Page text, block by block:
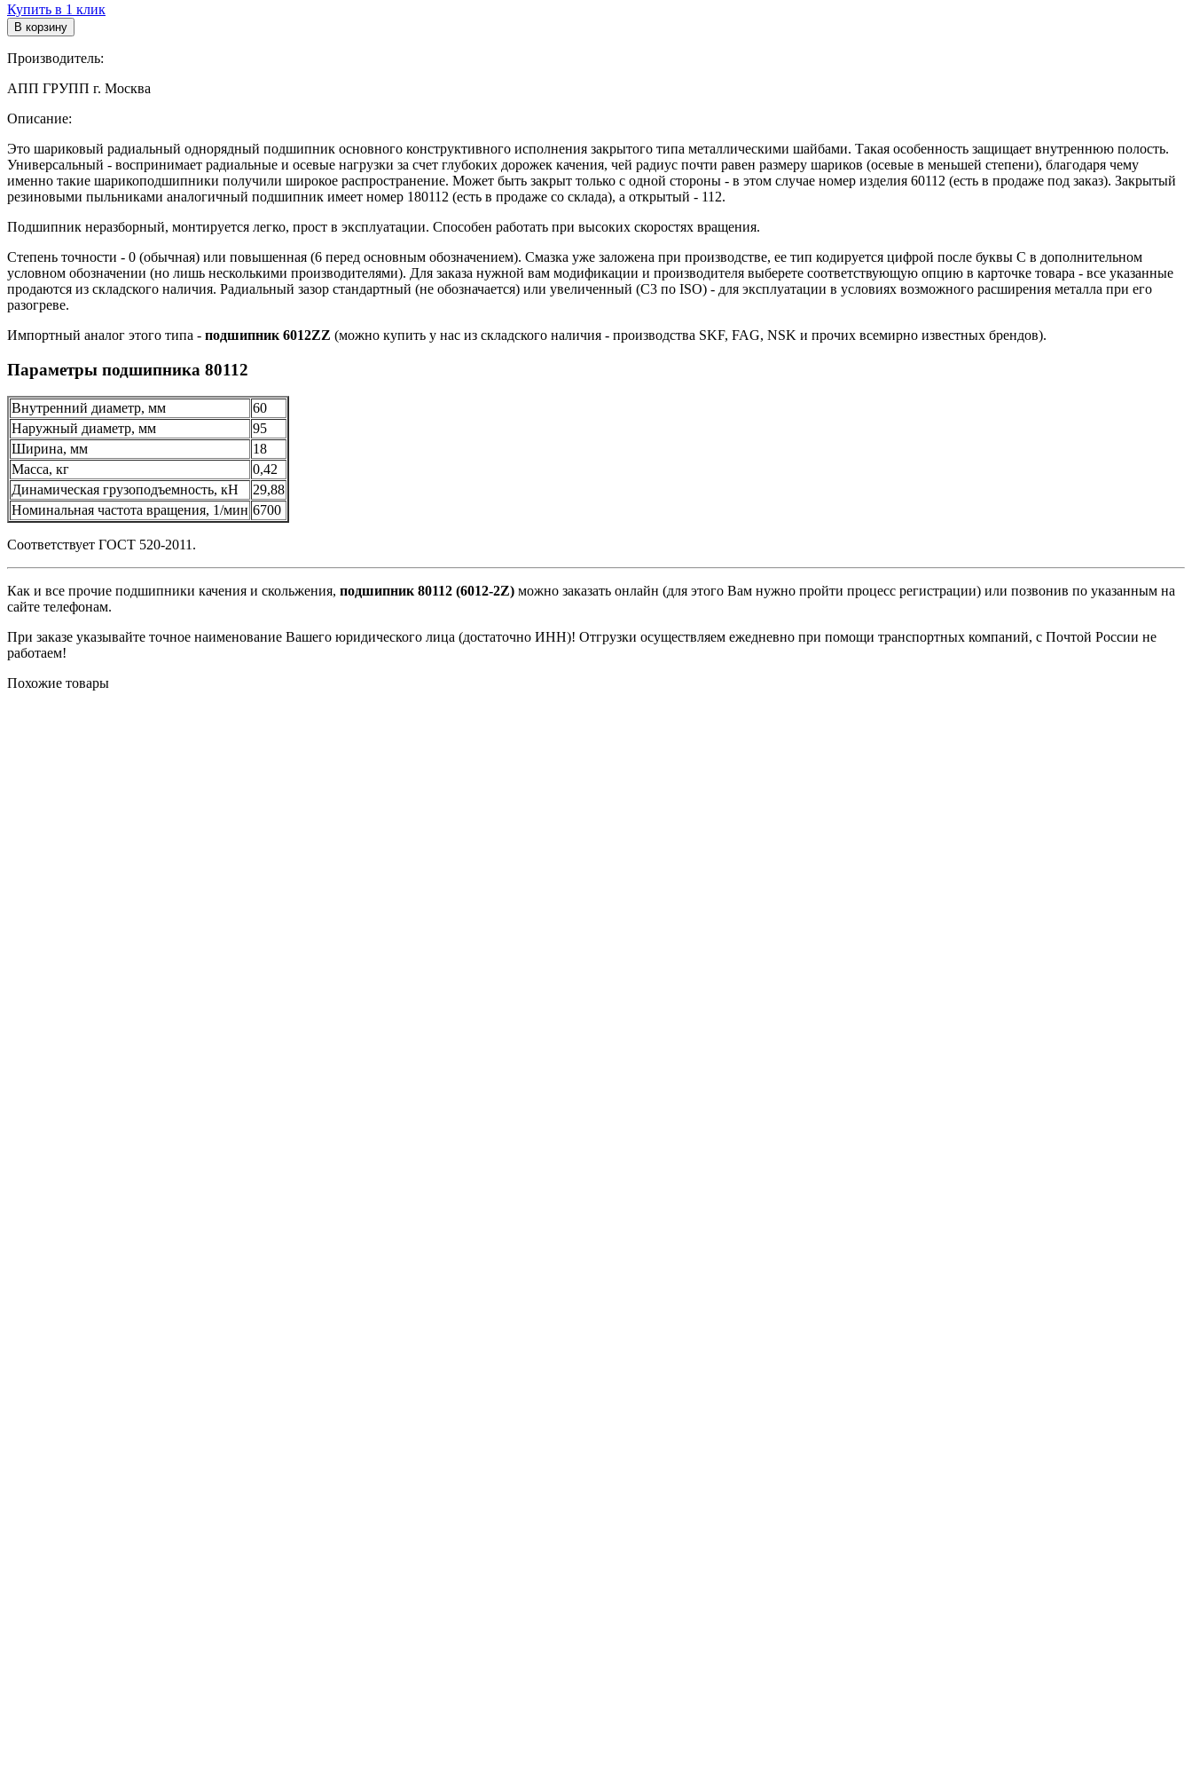
Купить в 1 клик
В корзину
Производитель:
АПП ГРУПП г. Москва
Описание:
Это шариковый радиальный однорядный подшипник основного конструктивного исполнения закрытого типа металлическими шайбами. Такая особенность защищает внутреннюю полость.
Универсальный - воспринимает радиальные и осевые нагрузки за счет глубоких дорожек качения, чей радиус почти равен размеру шариков (осевые в меньшей степени), благодаря чему
именно такие шарикоподшипники получили широкое распространение. Может быть закрыт только с одной стороны - в этом случае номер изделия 60112 (есть в продаже под заказ). Закрытый
резиновыми пыльниками аналогичный подшипник имеет номер 180112 (есть в продаже со склада), а открытый - 112.
Подшипник неразборный, монтируется легко, прост в эксплуатации. Способен работать при высоких скоростях вращения.
Степень точности - 0 (обычная) или повышенная (6 перед основным обозначением). Смазка уже заложена при производстве, ее тип кодируется цифрой после буквы С в дополнительном
условном обозначении (но лишь несколькими производителями). Для заказа нужной вам модификации и производителя выберете соответствующую опцию в карточке товара - все указанные
продаются из складского наличия. Радиальный зазор стандартный (не обозначается) или увеличенный (C3 по ISO) - для эксплуатации в условиях возможного расширения металла при его
разогреве.
Импортный аналог этого типа - подшипник 6012ZZ (можно купить у нас из складского наличия - производства SKF, FAG, NSK и прочих всемирно известных брендов).
Параметры подшипника 80112
Внутренний диаметр, мм
60
Наружный диаметр, мм
95
Ширина, мм
18
Масса, кг
0,42
Динамическая грузоподъемность, кН
29,88
Номинальная частота вращения, 1/мин 6700
Соответствует ГОСТ 520-2011.
Как и все прочие подшипники качения и скольжения, подшипник 80112 (6012-2Z) можно заказать онлайн (для этого Вам нужно пройти процесс регистрации) или позвонив по указанным на
сайте телефонам.
При заказе указывайте точное наименование Вашего юридического лица (достаточно ИНН)! Отгрузки осуществляем ежедневно при помощи транспортных компаний, с Почтой России не
работаем!
Похожие товары